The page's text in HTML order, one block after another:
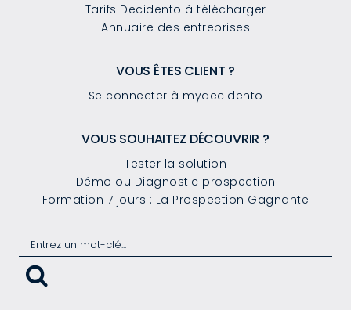
Tarifs Decidento à télécharger
Annuaire des entreprises
VOUS ÊTES CLIENT ?
Se connecter à mydecidento
VOUS SOUHAITEZ DÉCOUVRIR ?
Tester la solution
Démo ou Diagnostic prospection
Formation 7 jours : La Prospection Gagnante